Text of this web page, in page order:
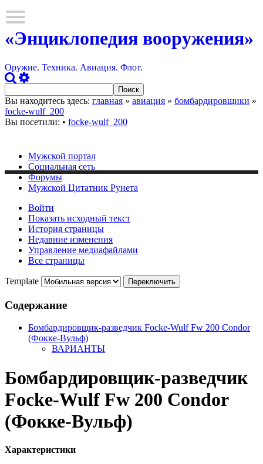
«Энциклопедия вооружения»
Оружие. Техника. Авиация. Флот.
Вы находитесь здесь: главная » авиация » бомбардировщики »
focke-wulf_200
Вы посетили: • focke-wulf_200
Мужской портал
Социальная сеть
Форумы
Мужской Цитатник Рунета
Войти
Показать исходный текст
История страницы
Недавние изменения
Управление медиафайлами
Все страницы
Template
Содержание
Бомбардировщик-разведчик Focke-Wulf Fw 200 Condor
(Фокке-Вульф)
ВАРИАНТЫ
Бомбардировщик-разведчик
Focke-Wulf Fw 200 Condor
(Фокке-Вульф)
Характеристики